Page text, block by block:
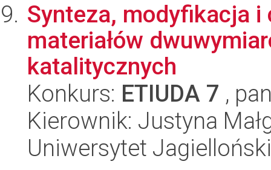
Synteza, modyfikacja
materiałów
katalitycznych
Konkurs: ETIUDA 7 ,
Kierownik: Justyna
Uniwersytet